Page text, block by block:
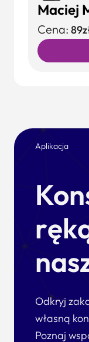
Maciej
Cena:
Aplikacja
Odkryj
własną
Poznaj